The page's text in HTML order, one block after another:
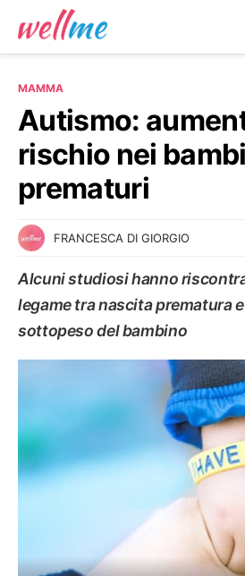
MAMMA
Autismo:
rischio nei
prematuri
FRANCESCA DI GIORGIO
Alcuni studiosi hanno
legame tra nascita prematura
sottopeso del bambino